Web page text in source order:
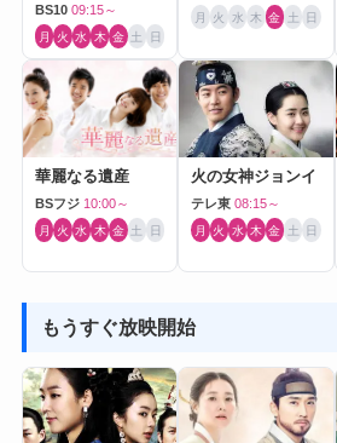
BS10 09:15～
月 火 水 木 金 土 日
月 火 水 木 金 土 日
華麗なる遺産
BSフジ 10:00～
月 火 水 木 金 土 日
火の女神ジョンイ
テレ東 08:15～
月 火 水 木 金 土 日
もうすぐ放映開始